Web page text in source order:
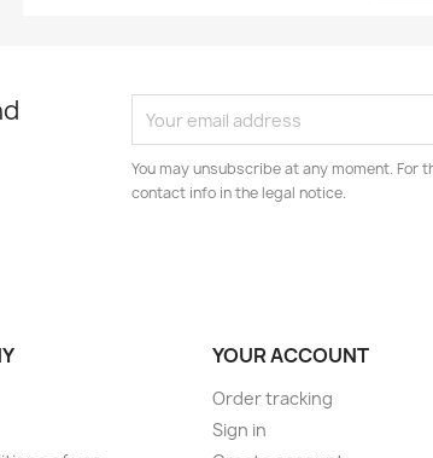
You may unsubscribe at any moment. For
contact info in the legal notice.
YOUR ACCOUNT
Order tracking
Sign in